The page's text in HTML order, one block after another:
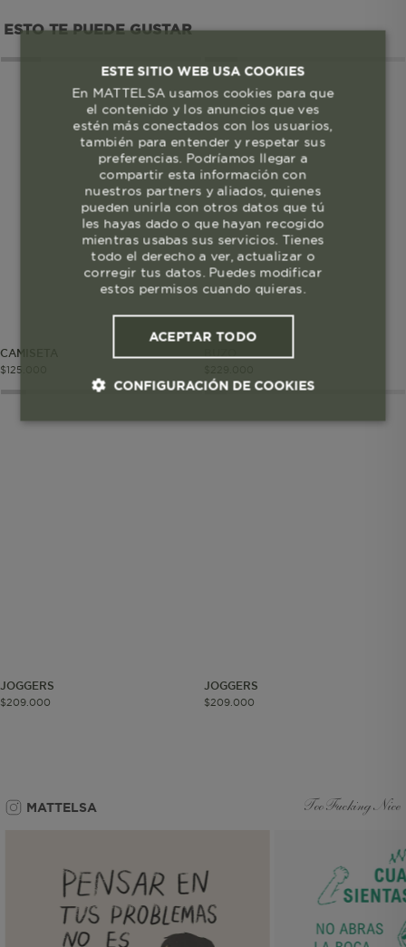
ESTO TE PUEDE GUSTAR
CAMISETA
$125
BUZO
JOGGERS
$209 000
JOGGERS
$209. 000
MATTELSA Too Fucking Nice
ESTE SITIO WEB USA COOKIES
En MATTELSA usamos cookies para que
el contenido y los anuncios que ves
estén más conectados con los usuarios,
también para entender y respetar sus
preferencias. Podríamos llegar a
compartir esta información con
nuestros partners y aliados, quienes
pueden unirla con otros datos que tú
les hayas dado o que hayan recogido
mientras usabas sus servicios. Tienes
todo el derecho a ver, actualizar o
corregir tus datos. Puedes modificar
estos permisos cuando quieras.
ACEPTAR TODO
CONFIGURACIÓN DE COOKIES
Estas son las que hacen que el sitio
funcione bien. Permiten cosas básicas
como navegar, entrar a zonas seguras
o recordar lo que elegiste durante la